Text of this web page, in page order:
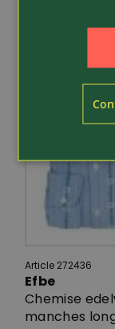
Article 272436
Efbe
Chemise
manches